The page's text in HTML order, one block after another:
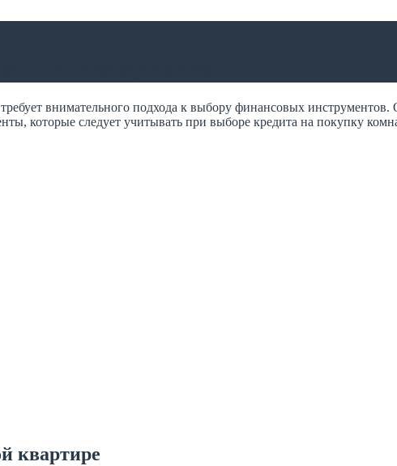
внимательного подхода к выбору финансовых
которые следует учитывать при выборе кредита на покупку
квартире